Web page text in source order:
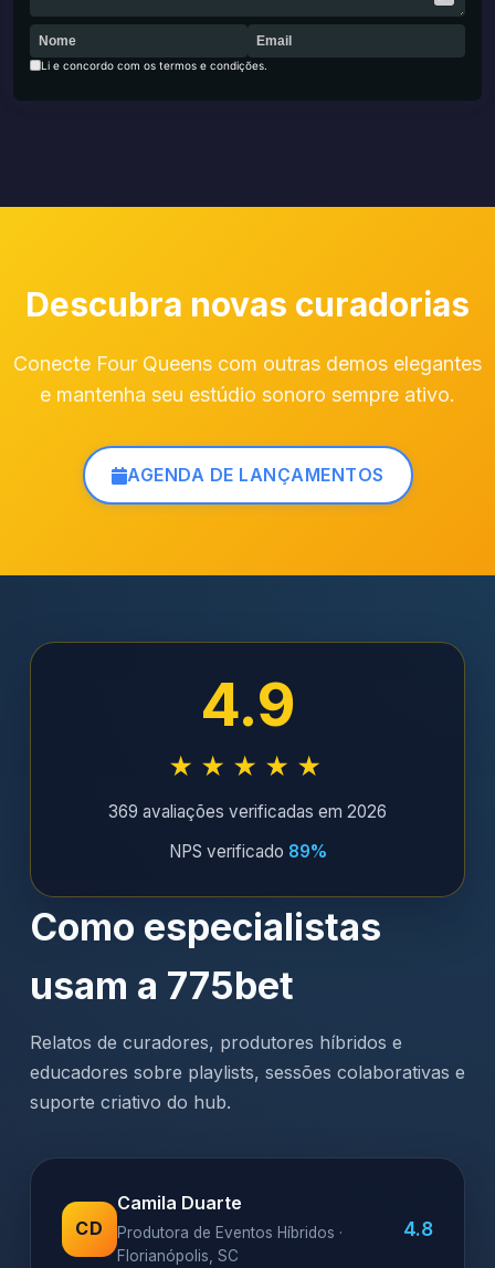
Li e concordo com os termos e condições.
Descubra novas curadorias
Conecte Four Queens com outras demos elegantes
e mantenha seu estúdio sonoro sempre ativo.
AGENDA DE LANÇAMENTOS
4.9
★★★★★
369 avaliações verificadas em 2026
NPS verificado 89%
Como especialistas
usam a 775bet
Relatos de curadores, produtores híbridos e
educadores sobre playlists, sessões colaborativas e
suporte criativo do hub.
CD
Camila Duarte
Produtora de Eventos Híbridos ·
Florianópolis, SC
4.8